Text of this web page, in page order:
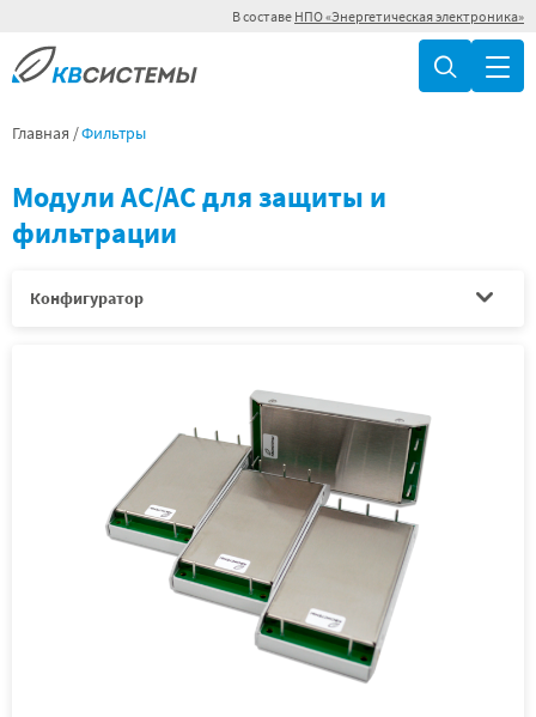
В составе НПО «Энергетическая электроника»
Главная Фильтры
Модули AC/AC для защиты и
фильтрации
Конфигуратор